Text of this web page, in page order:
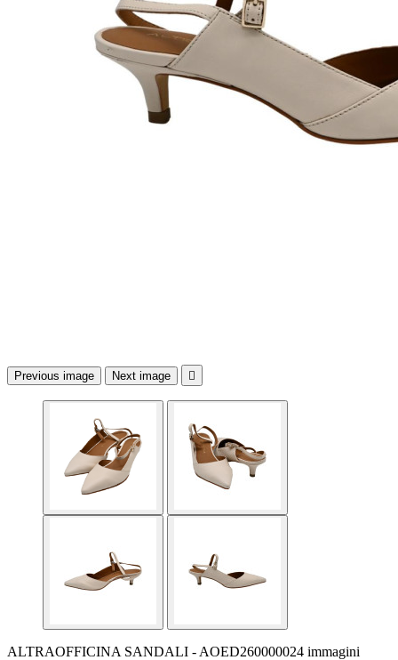
Previous image Next image 
ALTRAOFFICINA SANDALI - AOED260000024 immagini